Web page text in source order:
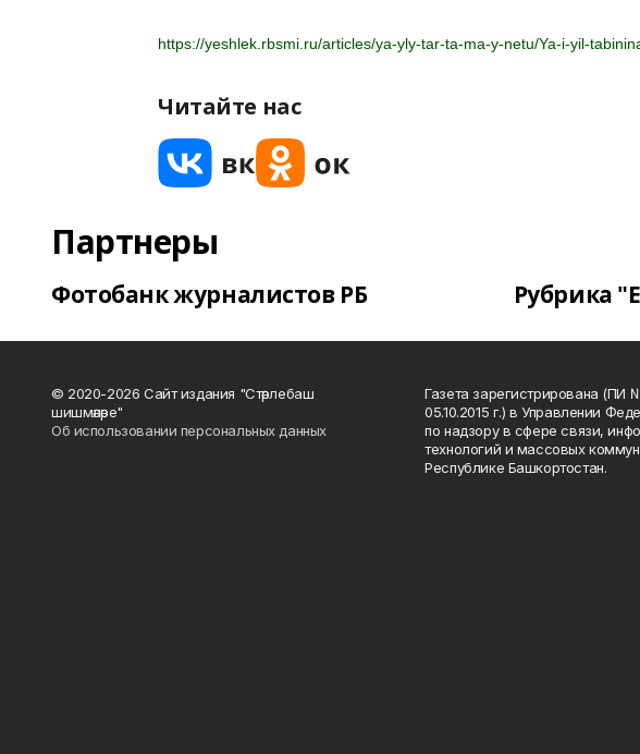
https://yeshlek.rbsmi.ru/articles/ya-yly-tar-ta-ma-y-netu/Ya-i-yil-
Читайте нас
Партнеры
Фотобанк журналистов РБ Рубрика
© 2020-2026 Сайт издания "Стәрлебаш
шишмәләре"
Об использовании персональных данных
Газета зарегистрирована (ПИ
05.10.2015 г.) в Управлении
по надзору в сфере связи,
технологий и массовых
Республике Башкортостан.